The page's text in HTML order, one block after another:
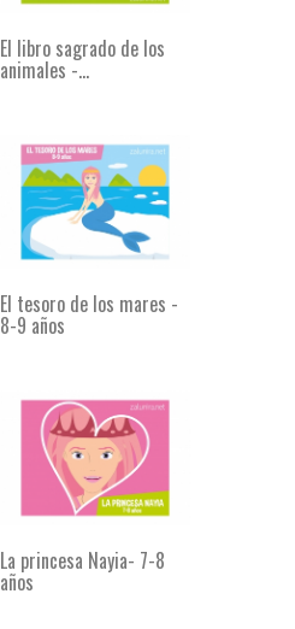
El libro sagrado de los
animales -...
El tesoro de los mares -
8-9 años
La princesa Nayia- 7-8
años